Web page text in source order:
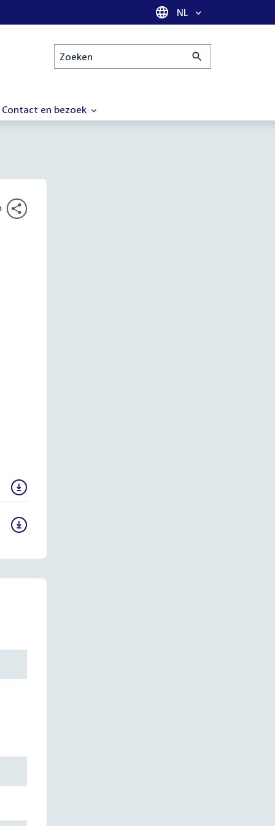
Taal selectie
NL
Zoeken
Contact en bezoek